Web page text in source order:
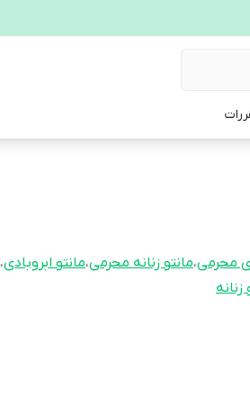
محرمی،مانتو زنانه محرمی،مانتو ابروبادی،
زنانه